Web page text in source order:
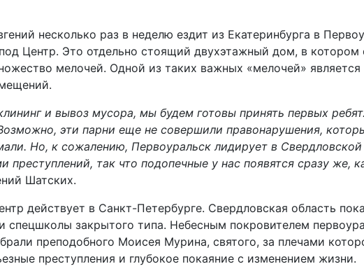
несколько раз в неделю ездит из Екатеринбурга в
Центр. Это отдельно стоящий двухэтажный дом, в котором
мелочей. Одной из таких важных «мелочей» является
и вывоз мусора, мы будем готовы принять первых
эти парни еще не совершили правонарушения,
Но, к сожалению, Первоуральск лидирует в Свердловской
преступлений, так что подопечные у нас появятся сразу же,
Шатских.
действует в Санкт-Петербурге. Свердловская область
спецшколы закрытого типа. Небесным покровителем
преподобного Моисея Мурина, святого, за плечами
преступления и глубокое покаяние с изменением жизни.